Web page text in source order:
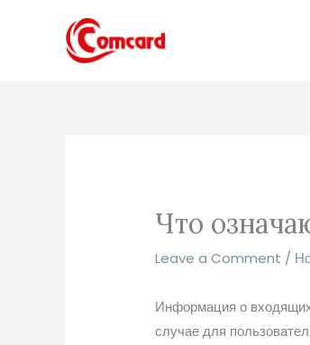
Что
Leave a Comment /
Информация о
случае для